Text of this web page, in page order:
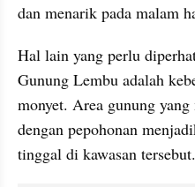
dan menarik pada malam
Hal lain yang perlu
Gunung Lembu adalah
monyet. Area gunung
dengan pepohonan
tinggal di kawasan tersebut.